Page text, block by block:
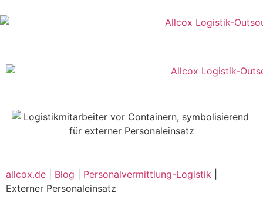
allcox.de Blog Personalvermittlung-Logistik
Externer Personaleinsatz